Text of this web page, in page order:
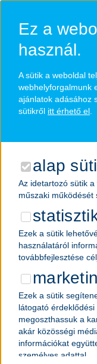
tartalomra
Ez a
használ.
A sütik a weboldal
webhelyforgalmunk
ajánlatok adásához
sütikről itt érhető el
alap
Az idetartozó sütik
műszaki működését
Ezek a sütik
használatáról
továbbfejlesztése
Ezek a sütik
látogató
megoszthassuk a
akár közösségi
információkat
személyes adattal.
jogi
oldaltérkép
cookie
megjelölt
belépés/